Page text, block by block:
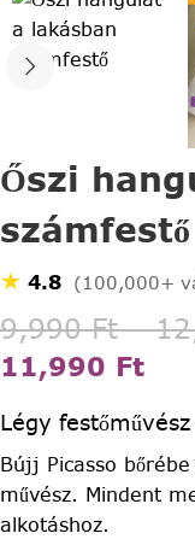
Őszi
számfestő
★ 4.8 (100,000+
9,990Ft –
11,990 Ft
Légy
Bújj Picasso
művész. Mindent
alkotáshoz.